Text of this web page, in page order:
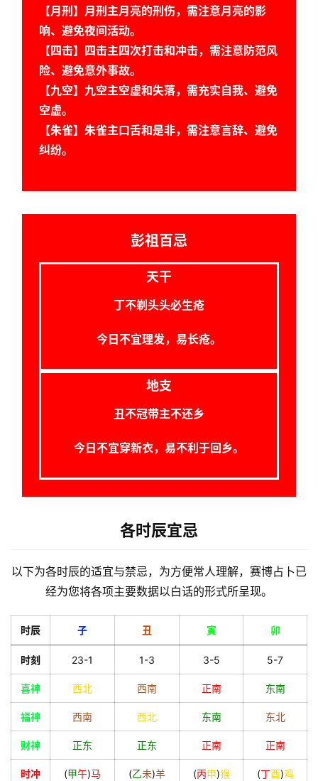
【月刑】月刑主月亮的刑伤，需注意月亮的影
响、避免夜间活动。
【四击】四击主四次打击和冲击，需注意防范风
险、避免意外事故。
【九空】九空主空虚和失落，需充实自我、避免
空虚。
【朱雀】朱雀主口舌和是非，需注意言辞、避免
纠纷。
彭祖百忌
天干
丁不剃头头必生疮
今日不宜理发，易长疮。
地支
丑不冠带主不还乡
今日不宜穿新衣，易不利于回乡。
各时辰宜忌
以下为各时辰的适宜与禁忌，为方便常人理解，赛博占卜已
经为您将各项主要数据以白话的形式所呈现。
时辰 子 丑 寅 卯
时刻 23-1 1-3 3-5 5-7
喜神 西北 西南 正南 东南
福神 西南 西北 东南 东北
财神 正东 正东 正南 正南
时冲 (甲午)马 (乙未)羊 (丙申)猴 (丁酉)鸡